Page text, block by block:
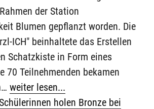
der Station
Blumen gepflanzt worden. Die
ICH" beinhaltete das Erstellen
Schatzkiste in Form eines
70 Teilnehmenden bekamen
weiter lesen...
holen Bronze bei